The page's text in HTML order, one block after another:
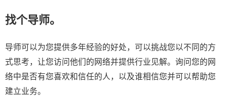
找个导师。
导师可以为您提供多年经验的好处，可以挑战您以不同的方
式思考，让您访问他们的网络并提供行业见解。询问您的网
络中是否有您喜欢和信任的人，以及谁相信您并可以帮助您
建立业务。